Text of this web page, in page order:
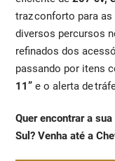
traz conforto para
diversos percursos
refinados dos
passando por itens
11” e o alerta de
Quer encontrar a
Sul? Venha até a